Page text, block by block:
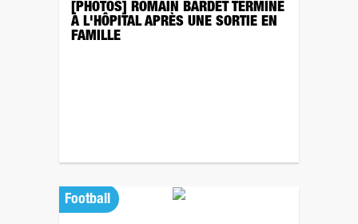
[PHOTOS] ROMAIN BARDET TERMINE
À L'HÔPITAL APRÈS UNE SORTIE EN
FAMILLE
Football